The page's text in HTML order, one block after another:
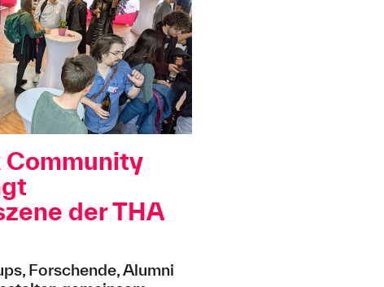
Community
der THA
Forschende, Alumni